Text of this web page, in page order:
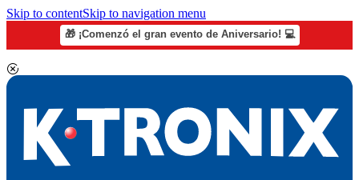
Skip to contentSkip to navigation menu
🎁 ¡Comenzó el gran evento de Aniversario! 💻